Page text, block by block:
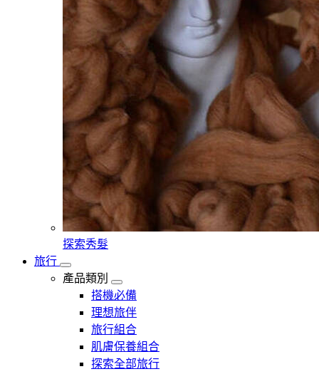
探索秀髮
旅行
產品類別
搭機必備
理想旅伴
旅行組合
肌膚保養組合
探索全部旅行